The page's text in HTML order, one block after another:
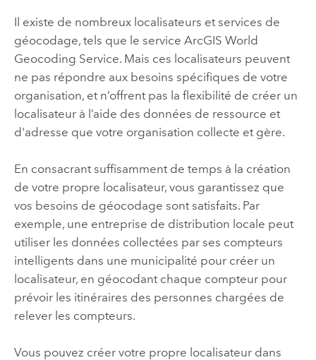
Il existe de nombreux localisateurs et services de
géocodage, tels que le service ArcGIS World
Geocoding Service. Mais ces localisateurs peuvent
ne pas répondre aux besoins spécifiques de votre
organisation, et n’offrent pas la flexibilité de créer un
localisateur à l’aide des données de ressource et
d'adresse que votre organisation collecte et gère.
En consacrant suffisamment de temps à la création
de votre propre localisateur, vous garantissez que
vos besoins de géocodage sont satisfaits. Par
exemple, une entreprise de distribution locale peut
utiliser les données collectées par ses compteurs
intelligents dans une municipalité pour créer un
localisateur, en géocodant chaque compteur pour
prévoir les itinéraires des personnes chargées de
relever les compteurs.
Vous pouvez créer votre propre localisateur dans